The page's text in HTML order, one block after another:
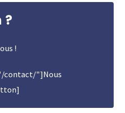
?
!
contact/"]Nous